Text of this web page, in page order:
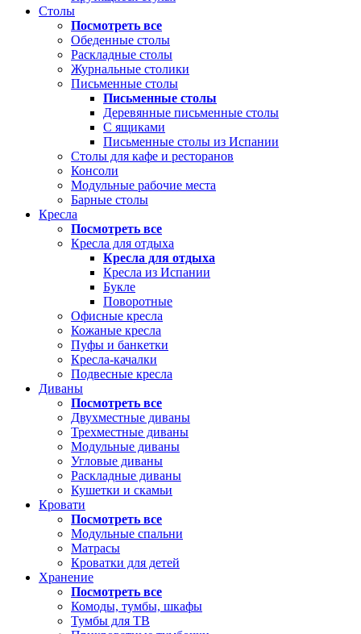
Столы
Посмотреть все
Обеденные столы
Раскладные столы
Журнальные столики
Письменные столы
Письменные столы
Деревянные письменные столы
С ящиками
Письменные столы из Испании
Столы для кафе и ресторанов
Консоли
Модульные рабочие места
Барные столы
Кресла
Посмотреть все
Кресла для отдыха
Кресла для отдыха
Кресла из Испании
Букле
Поворотные
Офисные кресла
Кожаные кресла
Пуфы и банкетки
Кресла-качалки
Подвесные кресла
Диваны
Посмотреть все
Двухместные диваны
Трехместные диваны
Модульные диваны
Угловые диваны
Раскладные диваны
Кушетки и скамьи
Кровати
Посмотреть все
Модульные спальни
Матрасы
Кроватки для детей
Хранение
Посмотреть все
Комоды, тумбы, шкафы
Тумбы для ТВ